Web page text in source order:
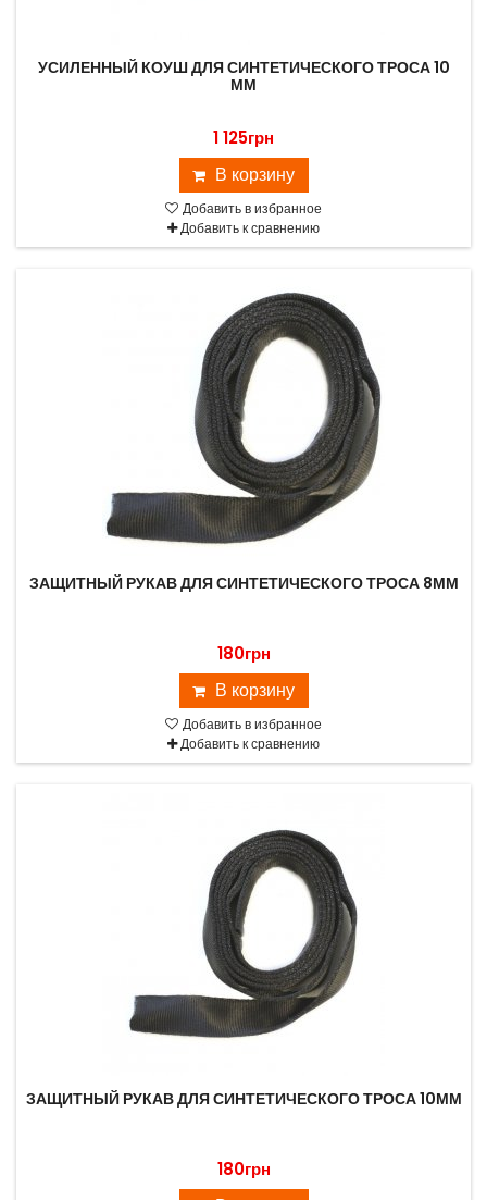
УСИЛЕННЫЙ КОУШ ДЛЯ СИНТЕТИЧЕСКОГО ТРОСА 10
ММ
1 125грн
В корзину
Добавить в избранное
Добавить к сравнению
ЗАЩИТНЫЙ РУКАВ ДЛЯ СИНТЕТИЧЕСКОГО ТРОСА 8ММ
180грн
В корзину
Добавить в избранное
Добавить к сравнению
ЗАЩИТНЫЙ РУКАВ ДЛЯ СИНТЕТИЧЕСКОГО ТРОСА 10ММ
180грн